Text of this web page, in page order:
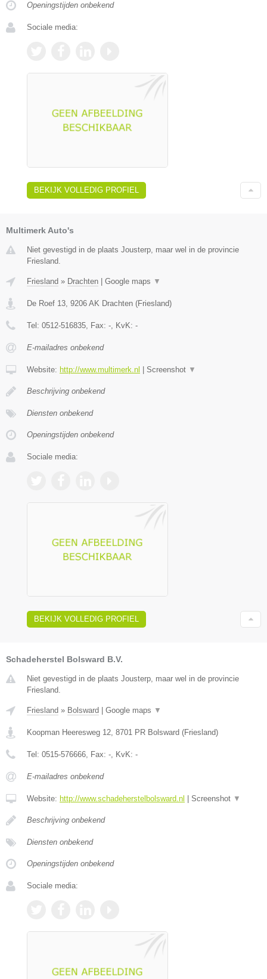
Openingstijden onbekend
Sociale media:
BEKIJK VOLLEDIG PROFIEL
Multimerk Auto's
Niet gevestigd in de plaats Jousterp, maar wel in de provincie
Friesland.
Friesland » Drachten | Google maps ▼
De Roef 13 9206 AK Drachten (Friesland)
Tel: 0512-516835 , Fax: - , KvK: -
E-mailadres onbekend
Website: http://www.multimerk.nl | Screenshot ▼
Beschrijving onbekend
Diensten onbekend
Openingstijden onbekend
Sociale media:
BEKIJK VOLLEDIG PROFIEL
Schadeherstel Bolsward B.V.
Niet gevestigd in de plaats Jousterp, maar wel in de provincie
Friesland.
Friesland » Bolsward Google maps ▼
Koopman Heeresweg 12, 8701 PR Bolsward (Friesland)
Tel: 0515-576666, Fax: -, KvK: -
E-mailadres onbekend
Website: http://www.schadeherstelbolsward.nl Screenshot ▼
Beschrijving onbekend
Diensten onbekend
Openingstijden onbekend
Sociale media: